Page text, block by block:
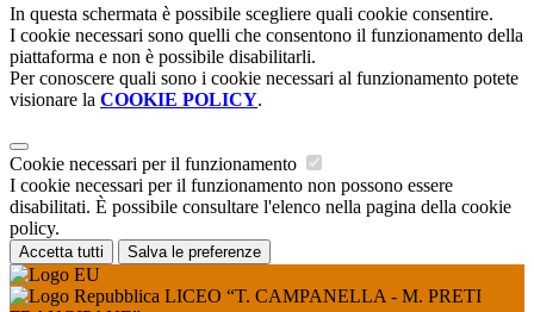
In questa schermata è possibile scegliere quali cookie consentire.
I cookie necessari sono quelli che consentono il funzionamento della
piattaforma e non è possibile disabilitarli.
Per conoscere quali sono i cookie necessari al funzionamento potete
visionare la COOKIE POLICY.
Cookie necessari per il funzionamento
I cookie necessari per il funzionamento non possono essere
disabilitati. È possibile consultare l'elenco nella pagina della cookie
policy.
Accetta tutti Salva le preferenze
LICEO “T. CAMPANELLA - M. PRETI